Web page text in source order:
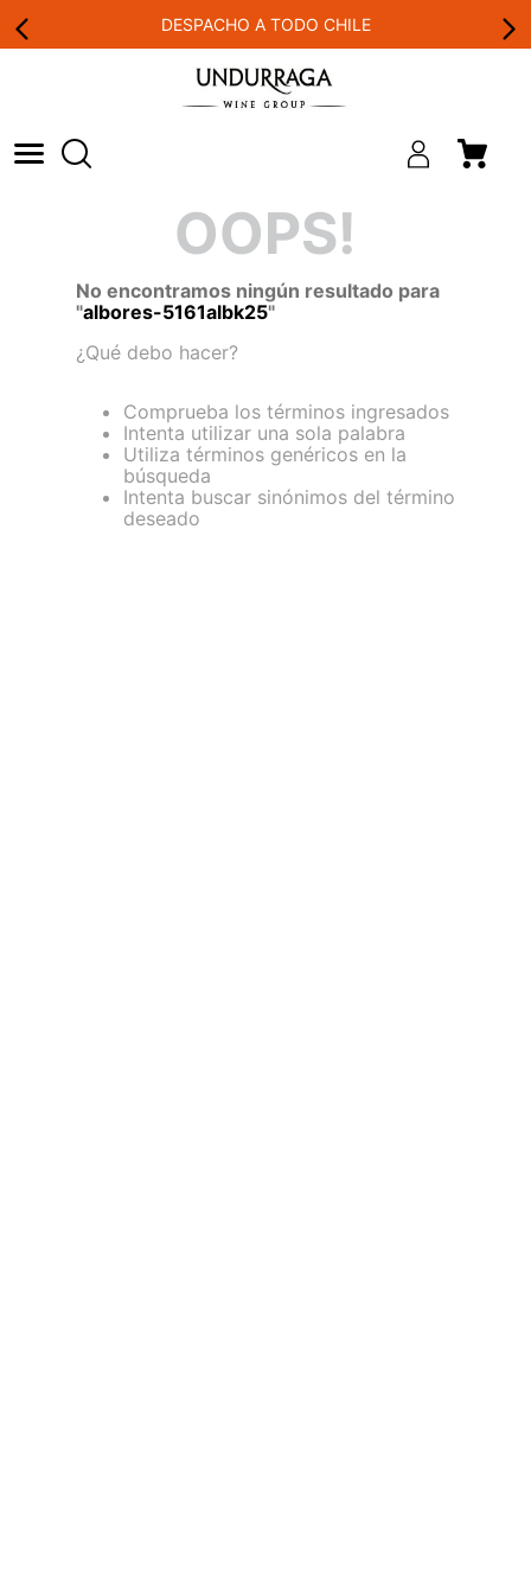
DESPACHO A TODO CHILE
OOPS!
No encontramos ningún resultado para
"albores-5161albk25"
¿Qué debo hacer?
Comprueba los términos ingresados
Intenta utilizar una sola palabra
Utiliza términos genéricos en la
búsqueda
Intenta buscar sinónimos del término
deseado